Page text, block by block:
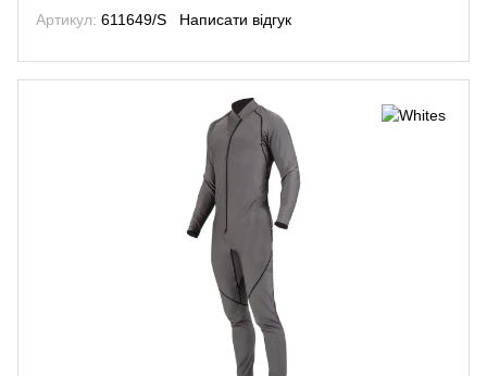
Артикул: 611649/S Написати відгук